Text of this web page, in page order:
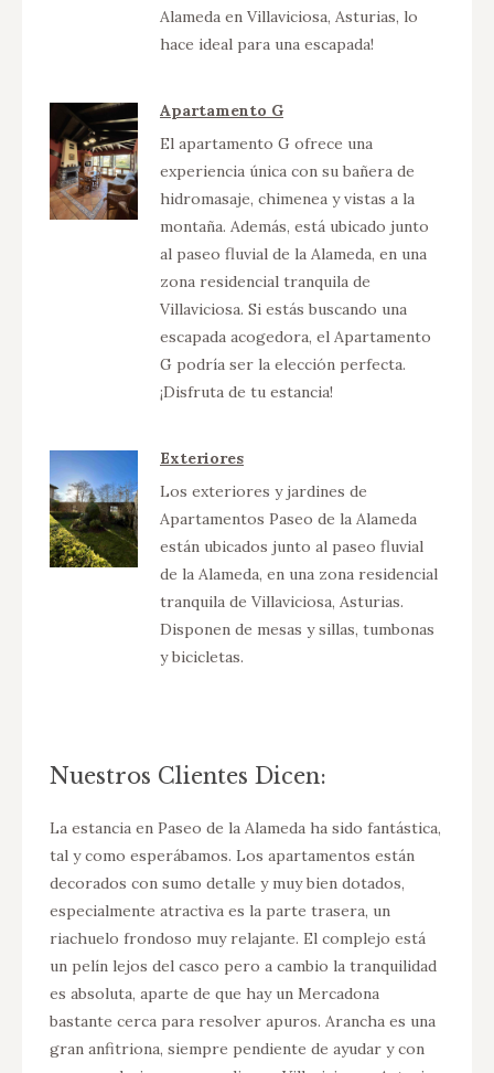
Alameda en Villaviciosa, Asturias, lo
hace ideal para una escapada!
Apartamento G
El apartamento G ofrece una
experiencia única con su bañera de
hidromasaje, chimenea y vistas a la
montaña. Además, está ubicado junto
al paseo fluvial de la Alameda, en una
zona residencial tranquila de
Villaviciosa. Si estás buscando una
escapada acogedora, el Apartamento
G podría ser la elección perfecta.
¡Disfruta de tu estancia!
Exteriores
Los exteriores y jardines de
Apartamentos Paseo de la Alameda
están ubicados junto al paseo fluvial
de la Alameda, en una zona residencial
tranquila de Villaviciosa, Asturias.
Disponen de mesas y sillas, tumbonas
y bicicletas.
Nuestros Clientes Dicen:
La estancia en Paseo de la Alameda ha sido fantástica,
tal y como esperábamos. Los apartamentos están
decorados con sumo detalle y muy bien dotados,
especialmente atractiva es la parte trasera, un
riachuelo frondoso muy relajante. El complejo está
un pelín lejos del casco pero a cambio la tranquilidad
es absoluta, aparte de que hay un Mercadona
bastante cerca para resolver apuros. Arancha es una
gran anfitriona, siempre pendiente de ayudar y con